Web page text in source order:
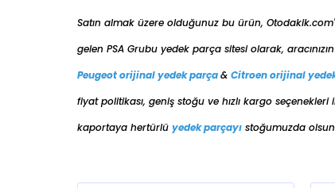
Satın almak üzere olduğunuz bu ürün,
gelen PSA Grubu yedek parça sitesi olarak,
Peugeot orijinal yedek parça& Citroen orijinal
fiyat politikası, geniş stoğu ve hızlı kargo
kaportaya hertürlü yedek parçayı stoğumuzda